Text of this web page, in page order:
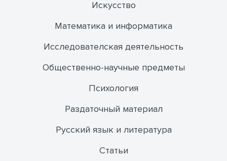
Искусство
Математика и информатика
Исследователская деятельность
Общественно-научные предметы
Психология
Раздаточный материал
Русский язык и литература
Статьи